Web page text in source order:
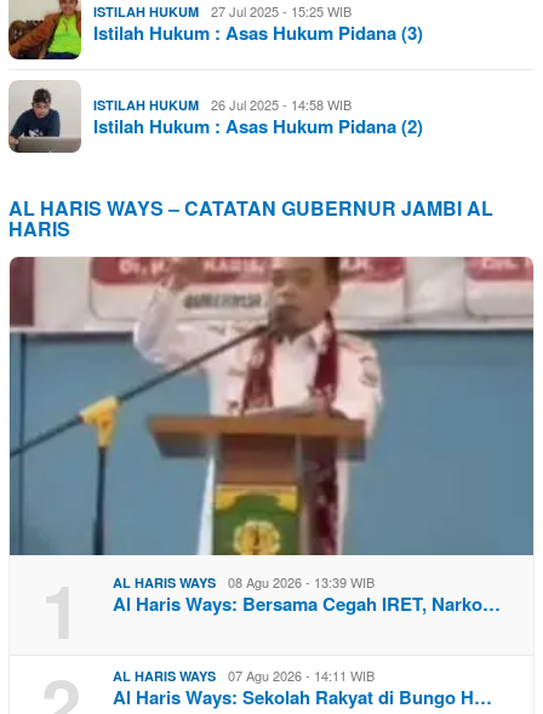
ISTILAH HUKUM 27 Jul 2025 - 15:25 WIB
Istilah Hukum : Asas Hukum Pidana (3)
ISTILAH HUKUM 26 Jul 2025 - 14:58 WIB
Istilah Hukum : Asas Hukum Pidana (2)
AL HARIS WAYS – CATATAN GUBERNUR JAMBI AL
HARIS
1 AL HARIS WAYS 08 Agu 2026 - 13:39 WIB
Al Haris Ways: Bersama Cegah IRET, Narko…
AL HARIS WAYS 07 Agu 2026 - 14:11 WIB
Al Haris Ways: Sekolah Rakyat di Bungo H…